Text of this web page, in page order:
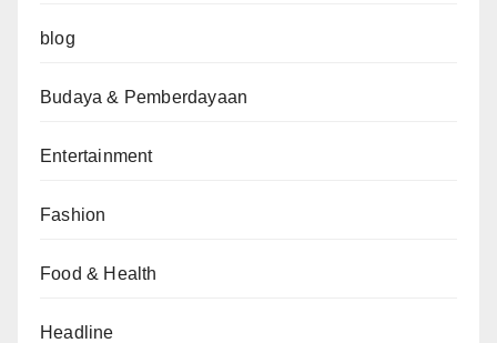
blog
Budaya & Pemberdayaan
Entertainment
Fashion
Food & Health
Headline